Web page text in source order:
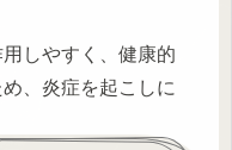
しやすく、健康的
、炎症を起こしに